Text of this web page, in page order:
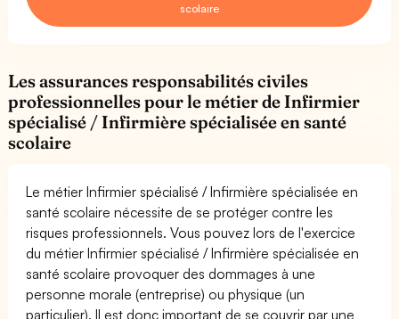
scolaire
Les assurances responsabilités civiles
professionnelles pour le métier de Infirmier
spécialisé / Infirmière spécialisée en santé
scolaire
Le métier Infirmier spécialisé / Infirmière spécialisée en
santé scolaire nécessite de se protéger contre les
risques professionnels. Vous pouvez lors de l'exercice
du métier Infirmier spécialisé / Infirmière spécialisée en
santé scolaire provoquer des dommages à une
personne morale (entreprise) ou physique (un
particulier). Il est donc important de se couvrir par une